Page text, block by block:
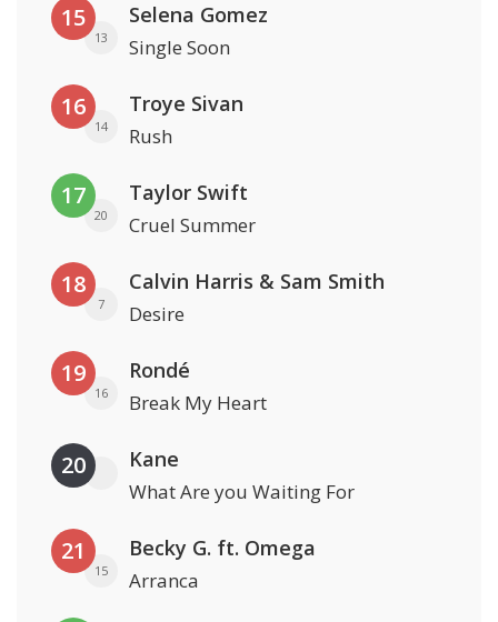
15
13
Selena Gomez
Single Soon
16
14
Troye Sivan
Rush
17
20
Taylor Swift
Cruel Summer
18
7
Calvin Harris & Sam Smith
Desire
19
16
Rondé
Break My Heart
20 Kane
What Are you Waiting For
21
15
Becky G. ft. Omega
Arranca